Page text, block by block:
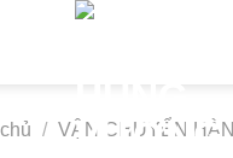
/ VẬN CHUYỂN